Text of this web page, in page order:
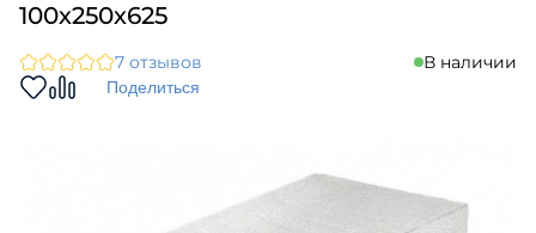
100х250х625
7 отзывов В наличии
Поделиться